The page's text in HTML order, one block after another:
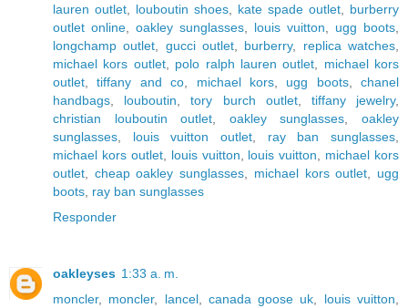
lauren outlet
louboutin shoes kate spade outlet
burberry
outlet online
oakley sunglasses louis vuitton ugg boots
longchamp outlet
gucci outlet burberry, replica watches
michael kors outlet, polo ralph lauren outlet
michael kors
outlet ,tiffany and co michael kors, ugg boots, chanel
handbags
louboutin ,tory burch outlet, tiffany jewelry,
christian louboutin outlet
oakley sunglasses ,oakley
sunglasses
louis vuitton outlet ray ban sunglasses
michael kors outlet, louis vuitton louis vuitton
michael kors
outlet
cheap oakley sunglasses michael kors outlet
ugg
boots ray ban sunglasses
Responder
oakleyses 1:33 a. m.
moncler, moncler, lancel, canada goose uk louis vuitton